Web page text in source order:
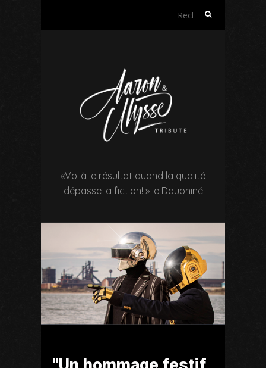
«Voilà le résultat quand la qualité
dépasse la fiction! » le Dauphiné